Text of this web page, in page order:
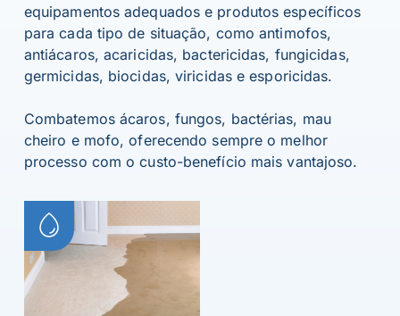
equipamentos adequados e produtos específicos
para cada tipo de situação, como antimofos,
antiácaros, acaricidas, bactericidas, fungicidas,
germicidas, biocidas, viricidas e esporicidas.
Combatemos ácaros, fungos, bactérias, mau
cheiro e mofo, oferecendo sempre o melhor
processo com o custo-benefício mais vantajoso.